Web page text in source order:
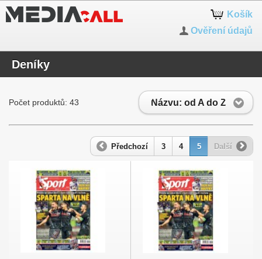
Košík
Ověření údajů
Deníky
Názvu: od A do Z
Počet produktů: 43
Předchozí 3 4 5 Další